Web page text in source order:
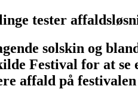
tester
solskin og
Festival for at
affald på